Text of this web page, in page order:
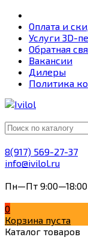
Оплата и
Услуги 3D-
Обратная
Вакансии
Дилеры
Политика
8(917) 569-27-37
info@ivilol.ru
Пн—Пт 9:00—18:00
0
Корзина пуста
Каталог товаров